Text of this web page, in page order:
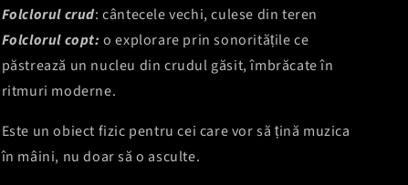
Folclorul crud: cântecele vechi, culese din teren
Folclorul copt:o explorare prin sonoritățile ce
păstrează un nucleu din crudul găsit, îmbrăcate în
ritmuri moderne.
Este un obiect fizic pentru cei care vor să țină muzica
în mâini, nu doar să o asculte.